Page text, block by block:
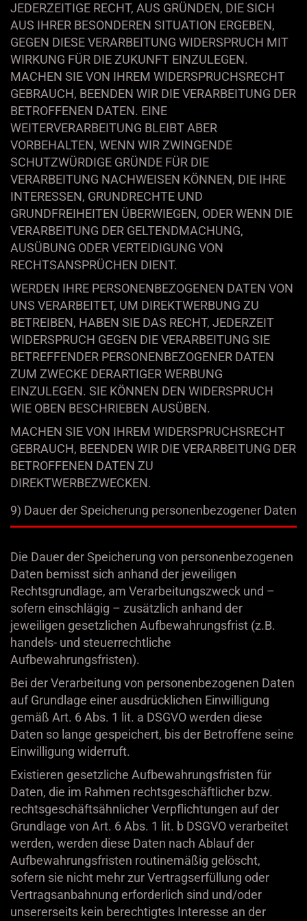
JEDERZEITIGE RECHT, AUS GRÜNDEN, DIE SICH
AUS IHRER BESONDEREN SITUATION ERGEBEN,
GEGEN DIESE VERARBEITUNG WIDERSPRUCH MIT
WIRKUNG FÜR DIE ZUKUNFT EINZULEGEN.
MACHEN SIE VON IHREM WIDERSPRUCHSRECHT
GEBRAUCH, BEENDEN WIR DIE VERARBEITUNG DER
BETROFFENEN DATEN. EINE
WEITERVERARBEITUNG BLEIBT ABER
VORBEHALTEN, WENN WIR ZWINGENDE
SCHUTZWÜRDIGE GRÜNDE FÜR DIE
VERARBEITUNG NACHWEISEN KÖNNEN, DIE IHRE
INTERESSEN, GRUNDRECHTE UND
GRUNDFREIHEITEN ÜBERWIEGEN, ODER WENN DIE
VERARBEITUNG DER GELTENDMACHUNG,
AUSÜBUNG ODER VERTEIDIGUNG VON
RECHTSANSPRÜCHEN DIENT.
WERDEN IHRE PERSONENBEZOGENEN DATEN VON
UNS VERARBEITET, UM DIREKTWERBUNG ZU
BETREIBEN, HABEN SIE DAS RECHT, JEDERZEIT
WIDERSPRUCH GEGEN DIE VERARBEITUNG SIE
BETREFFENDER PERSONENBEZOGENER DATEN
ZUM ZWECKE DERARTIGER WERBUNG
EINZULEGEN. SIE KÖNNEN DEN WIDERSPRUCH
WIE OBEN BESCHRIEBEN AUSÜBEN.
MACHEN SIE VON IHREM WIDERSPRUCHSRECHT
GEBRAUCH, BEENDEN WIR DIE VERARBEITUNG DER
BETROFFENEN DATEN ZU
DIREKTWERBEZWECKEN.
9) Dauer der Speicherung personenbezogener Daten
Die Dauer der Speicherung von personenbezogenen
Daten bemisst sich anhand der jeweiligen
Rechtsgrundlage, am Verarbeitungszweck und –
sofern einschlägig – zusätzlich anhand der
jeweiligen gesetzlichen Aufbewahrungsfrist (z.B.
handels- und steuerrechtliche
Aufbewahrungsfristen).
Bei der Verarbeitung von personenbezogenen Daten
auf Grundlage einer ausdrücklichen Einwilligung
gemäß Art. 6 Abs. 1 lit. a DSGVO werden diese
Daten so lange gespeichert, bis der Betroffene seine
Einwilligung widerruft.
Existieren gesetzliche Aufbewahrungsfristen für
Daten, die im Rahmen rechtsgeschäftlicher bzw.
rechtsgeschäftsähnlicher Verpflichtungen auf der
Grundlage von Art. 6 Abs. 1 lit. b DSGVO verarbeitet
werden, werden diese Daten nach Ablauf der
Aufbewahrungsfristen routinemäßig gelöscht,
sofern sie nicht mehr zur Vertragserfüllung oder
Vertragsanbahnung erforderlich sind und/oder
unsererseits kein berechtigtes Interesse an der